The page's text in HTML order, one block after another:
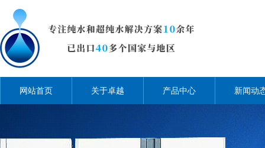
网站首页 关于卓越 产品中心 新闻动